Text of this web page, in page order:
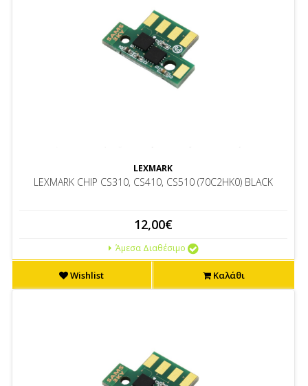
LEXMARK
LEXMARK CHIP CS310, CS410, CS510 (70C2HK0) BLACK
12,00€
Άμεσα Διαθέσιμο
Wishlist Καλάθι